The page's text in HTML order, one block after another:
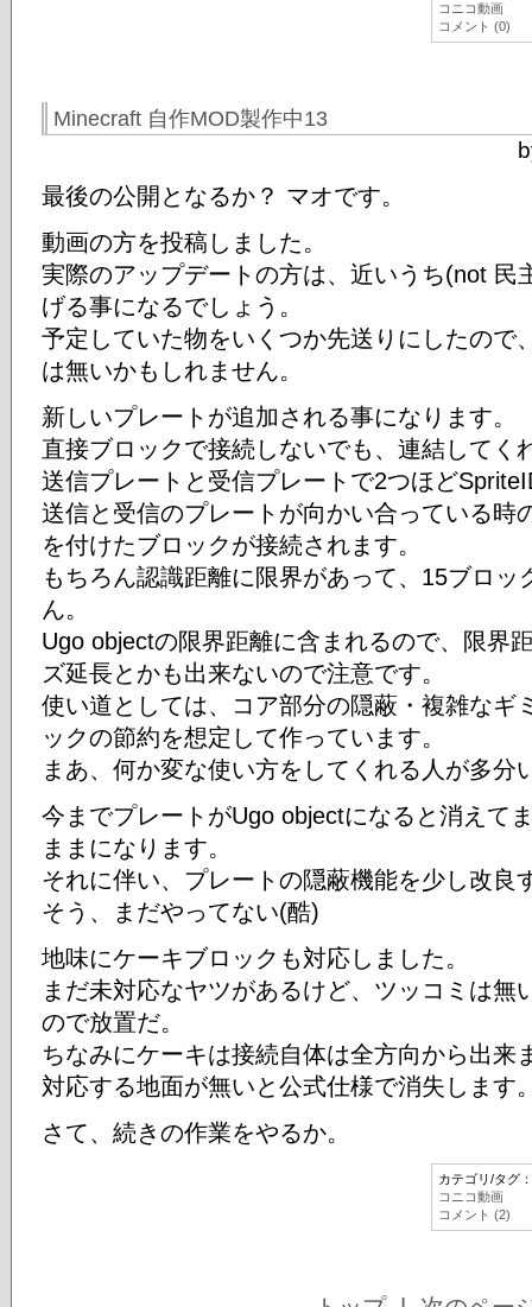
コニコ動画
コメント (0)
Minecraft 自作MOD製作中13
最後の公開となるか？ マオです。
動画の方を投稿しました。
実際のアップデートの方は、近いうち(not 民
げる事になるでしょう。
予定していた物をいくつか先送りにしたので
は無いかもしれません。
新しいプレートが追加される事になります。
直接ブロックで接続しないでも、連結してく
送信プレートと受信プレートで2つほど
送信と受信のプレートが向かい合っている時
を付けたブロックが接続されます。
もちろん認識距離に限界があって、15ブロ
ん。
Ugo objectの限界距離に含まれるので、限界
ズ延長とかも出来ないので注意です。
使い道としては、コア部分の隠蔽・複雑なギ
ックの節約を想定して作っています。
まあ、何か変な使い方をしてくれる人が多分
今までプレートがUgo objectになると消えて
ままになります。
それに伴い、プレートの隠蔽機能を少し改良
そう、まだやってない(酷)
地味にケーキブロックも対応しました。
まだ未対応なヤツがあるけど、ツッコミは無
ので放置だ。
ちなみにケーキは接続自体は全方向から出来
対応する地面が無いと公式仕様で消失します
さて、続きの作業をやるか。
カテゴリ/タグ：
コニコ動画
コメント (2)